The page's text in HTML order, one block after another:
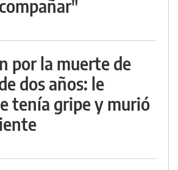
por la muerte de
dos años: le
tenía gripe y murió